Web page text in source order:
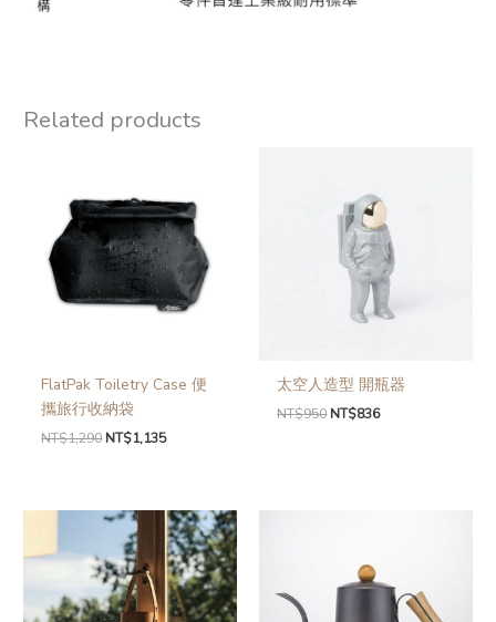
Related products
FlatPak Toiletry Case 便
攜旅行收納袋
NT$1,290 NT$1,135
太空人造型 開瓶器
NT$950 NT$836